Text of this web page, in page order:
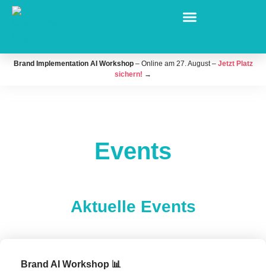
Brand Implementation AI Workshop– Online am 27. August – Jetzt Platz
sichern! →
Events
Aktuelle Events
Brand AI Workshop 📊